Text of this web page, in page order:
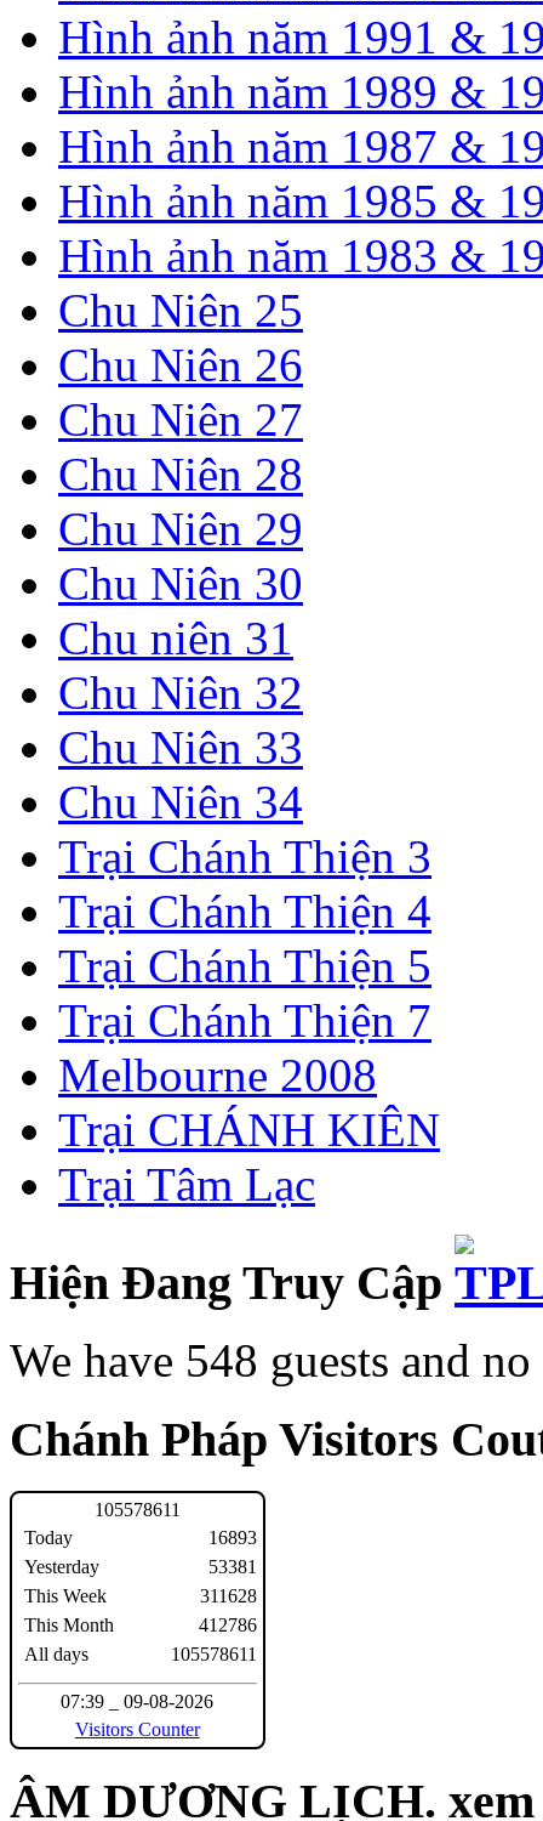
Hình ảnh năm 1991 &
Hình ảnh năm 1989 &
Hình ảnh năm 1987 &
Hình ảnh năm 1985 &
Hình ảnh năm 1983 &
Chu Niên 25
Chu Niên 26
Chu Niên 27
Chu Niên 28
Chu Niên 29
Chu Niên 30
Chu niên 31
Chu Niên 32
Chu Niên 33
Chu Niên 34
Trại Chánh Thiện 3
Trại Chánh Thiện 4
Trại Chánh Thiện 5
Trại Chánh Thiện 7
Melbourne 2008
Trại CHÁNH KIÊN
Trại Tâm Lạc
Hiện Đang Truy Cập
We have 548 guests and
Chánh Pháp Visitors
105578611
Today
Yesterday
This Week
This Month
All days
16893
53381
311628
412786
105578611
07:39 _ 09-08-2026
Visitors Counter
ÂM DƯƠNG LỊCH. xem